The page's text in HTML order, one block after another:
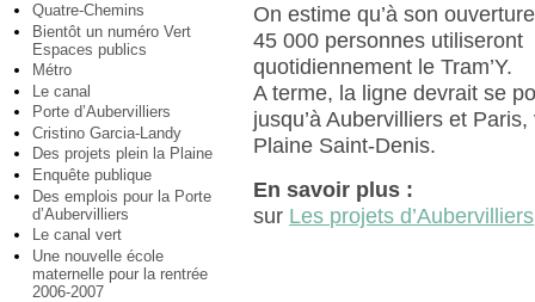
Quatre-Chemins
Bientôt un numéro Vert
Espaces publics
Métro
Le canal
Porte d’Aubervilliers
Cristino Garcia-Landy
Des projets plein la Plaine
Enquête publique
Des emplois pour la Porte
d’Aubervilliers
Le canal vert
Une nouvelle école
maternelle pour la rentrée
2006-2007
On estime qu’à son
45 000 personnes utiliseront
quotidiennement le Tram’Y.
A terme, la ligne devrait se
jusqu’à Aubervilliers et Paris,
Plaine Saint-Denis.
En savoir plus :
sur Les projets d’Aubervilliers